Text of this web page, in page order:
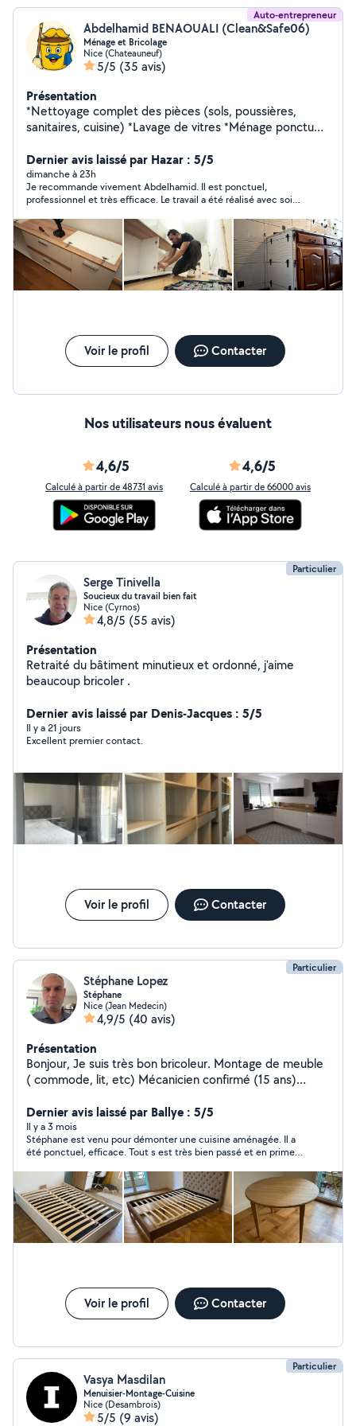
Ce sera un plaisir de contribuer à la réussite de votre
projet. À bientôt Cedrick
Auto-entrepreneur
Abdelhamid BENAOUALI (Clean&Safe06)
Ménage et Bricolage
Nice (Chateauneuf)
5/5 (35 avis)
Présentation
*Nettoyage complet des pièces (sols, poussières,
sanitaires, cuisine) *Lavage de vitres *Ménage ponctuel
*Petit travaux de menuiserie *Montage meuble en kit
Intervention à Nice et alentours Disponibilités flexibles
selon vos besoins Prestations pour professionnels
(bureaux, commerces, professions libérales) N'hésitez
pas à me contacter pour plus d'informations ou pour
convenir d'un premier rendez-vous ! https://nettoyage-
nice-gestion.netlify.app
Dernier avis laissé par Hazar : 5/5
dimanche à 23h
Je recommande vivement Abdelhamid. Il est ponctuel,
professionnel et très efficace. Le travail a été réalisé avec soin,
également pris le temps de répondre à mes questions et de
donner de bons conseils. Je n’hésiterai pas à faire de nouveau
appel à lui et je le recommande sans hésitation.
Voir le profil Contacter
Nos utilisateurs nous évaluent
4,6/5
Calculé à partir de 48731 avis
4,6/5
Calculé à partir de 66000 avis
Particulier
Serge Tinivella
Soucieux du travail bien fait
Nice (Cyrnos)
4,8/5 (55 avis)
Présentation
Retraité du bâtiment minutieux et ordonné, j'aime
beaucoup bricoler .
Dernier avis laissé par Denis-Jacques : 5/5
Il y a 21 jours
Excellent premier contact.
Voir le profil Contacter
Particulier
Stéphane Lopez
Stéphane
Nice (Jean Medecin)
4,9/5 (40 avis)
Présentation
Bonjour, Je suis très bon bricoleur. Montage de meuble
( commode, lit, etc) Mécanicien confirmé (15 ans)
ou autre) Prêt à rendre un service de qualité N'hésitez
Dernier avis laissé par Ballye : 5/5
Il y a 3 mois
Stéphane est venu pour démonter une cuisine aménagée. Il a
été ponctuel, efficace. Tout s est très bien passé et en prime il
nouveau appel à lui.
Voir le profil Contacter
Particulier
Vasya Masdilan
Menuisier-Montage-Cuisine
Nice (Desambrois)
5/5 (9 avis)